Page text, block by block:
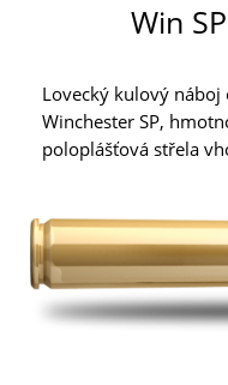
Win
Lovecký kulový
Winchester SP,
poloplášťová střela